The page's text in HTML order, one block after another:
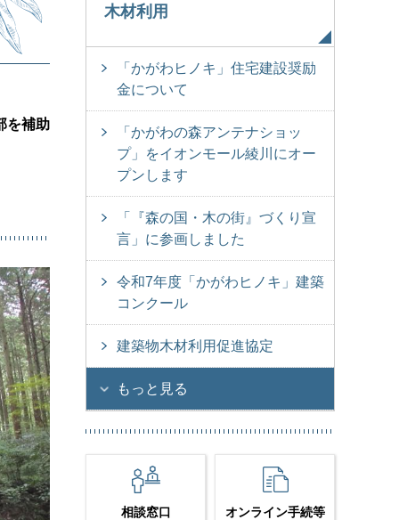
を補助
木材利用
「かがわヒノキ」住宅建設奨励
金について
「かがわの森アンテナショッ
プ」をイオンモール綾川にオー
プンします
「『森の国・木の街』づくり宣
言」に参画しました
令和7年度「かがわヒノキ」建築
コンクール
建築物木材利用促進協定
もっと見る
相談窓口 オンライン手続等